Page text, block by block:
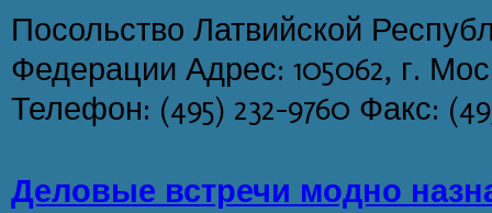
Посольство Латвийской
Федерации Адрес: 105062, г.
Телефон: (495) 232-9760 Факс:
Деловые встречи модно